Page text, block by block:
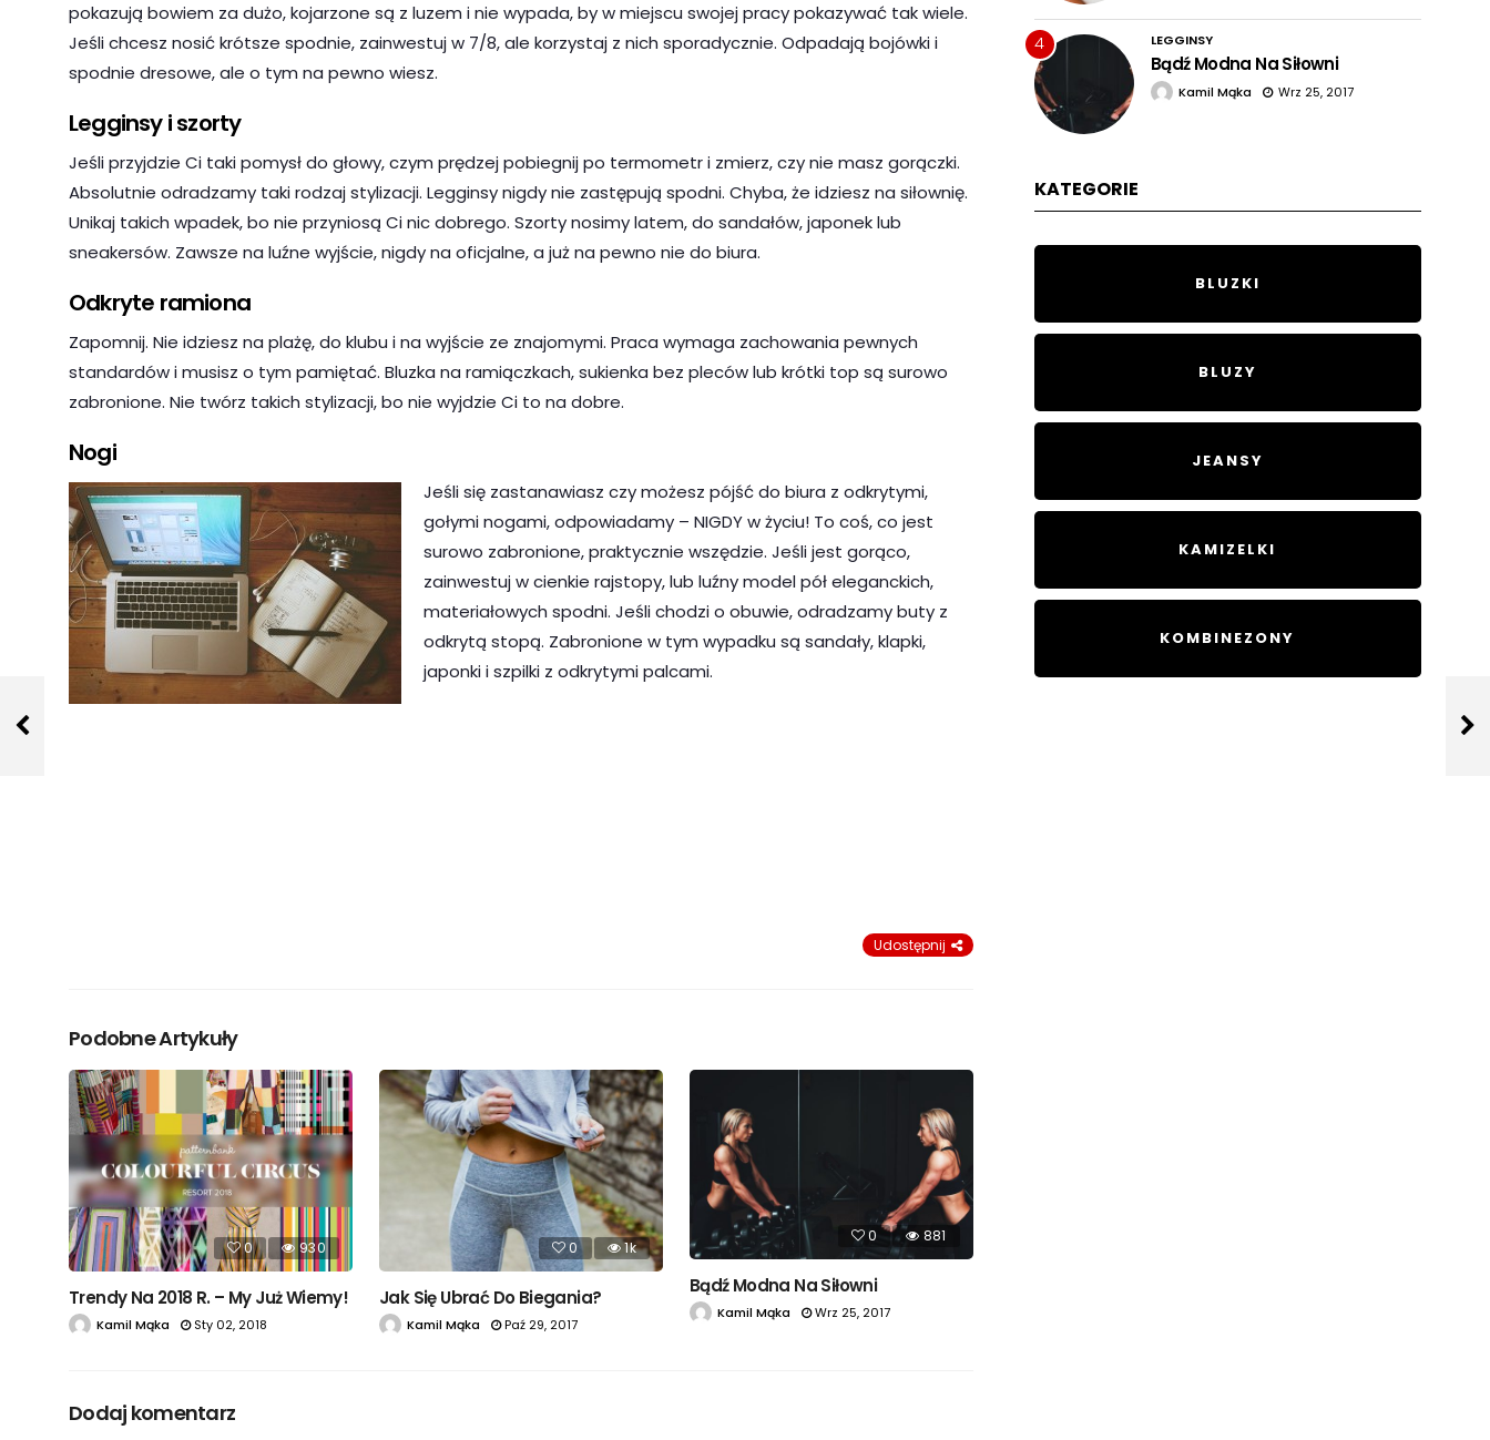
pokazują bowiem za dużo, kojarzone są z luzem i nie wypada, by w miejscu swojej pracy pokazywać tak wiele.
Jeśli chcesz nosić krótsze spodnie, zainwestuj w 7/8, ale korzystaj z nich sporadycznie. Odpadają bojówki i
spodnie dresowe, ale o tym na pewno wiesz.
Legginsy i szorty
Jeśli przyjdzie Ci taki pomysł do głowy, czym prędzej pobiegnij po termometr i zmierz, czy nie masz gorączki.
Absolutnie odradzamy taki rodzaj stylizacji. Legginsy nigdy nie zastępują spodni. Chyba, że idziesz na siłownię.
Unikaj takich wpadek, bo nie przyniosą Ci nic dobrego. Szorty nosimy latem, do sandałów, japonek lub
sneakersów. Zawsze na luźne wyjście, nigdy na oficjalne, a już na pewno nie do biura.
Odkryte ramiona
Zapomnij. Nie idziesz na plażę, do klubu i na wyjście ze znajomymi. Praca wymaga zachowania pewnych
standardów i musisz o tym pamiętać. Bluzka na ramiączkach, sukienka bez pleców lub krótki top są surowo
zabronione. Nie twórz takich stylizacji, bo nie wyjdzie Ci to na dobre.
Nogi
Jeśli się zastanawiasz czy możesz pójść do biura z odkrytymi,
gołymi nogami, odpowiadamy – NIGDY w życiu! To coś, co jest
surowo zabronione, praktycznie wszędzie. Jeśli jest gorąco,
zainwestuj w cienkie rajstopy, lub luźny model pół eleganckich,
materiałowych spodni. Jeśli chodzi o obuwie, odradzamy buty z
odkrytą stopą. Zabronione w tym wypadku są sandały, klapki,
japonki i szpilki z odkrytymi palcami.
Udostępnij
Podobne Artykuły
0 930
Trendy Na 2018 R. – My Już Wiemy!
Kamil Mąka Sty 02, 2018
0 1k
Jak Się Ubrać Do Biegania?
Kamil Mąka Paź 29, 2017
0 881
Bądź Modna Na Siłowni
Kamil Mąka Wrz 25, 2017
Dodaj komentarz
4 LEGGINSY
Bądź Modna Na Siłowni
Kamil Mąka Wrz 25, 2017
KATEGORIE
BLUZKI
BLUZY
JEANSY
KAMIZELKI
KOMBINEZONY